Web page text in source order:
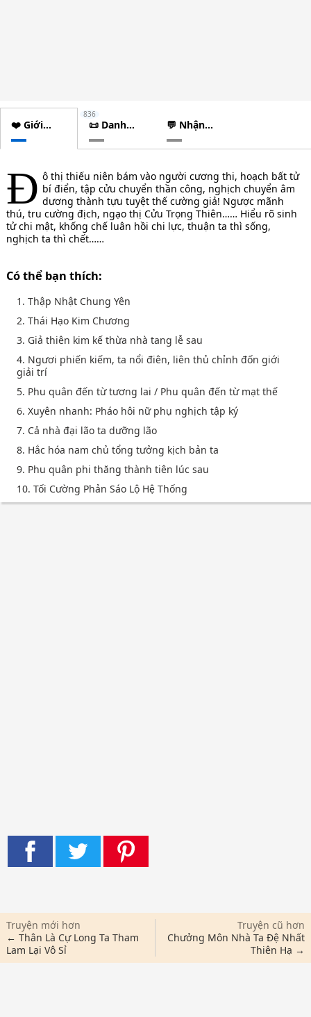
❤️ Giới
thiệu
📜 Danh
sách
chương
836
💬 Nhận
xét
Đ ô thị thiếu niên bám vào người cương thi, hoạch bất tử
bí điển, tập cửu chuyển thần công, nghịch chuyển âm
dương thành tựu tuyệt thế cường giả! Ngược mãnh
thú, tru cường địch, ngạo thị Cửu Trọng Thiên…… Hiểu rõ sinh
tử chi mật, khống chế luân hồi chi lực, thuận ta thì sống,
nghịch ta thì chết……
Có thể bạn thích:
1. Thập Nhật Chung Yên
2. Thái Hạo Kim Chương
3. Giả thiên kim kế thừa nhà tang lễ sau
4. Ngươi phiến kiếm, ta nổi điên, liên thủ chỉnh đốn giới
giải trí
5. Phu quân đến từ tương lai / Phu quân đến từ mạt thế
6. Xuyên nhanh: Pháo hôi nữ phụ nghịch tập ký
7. Cả nhà đại lão ta dưỡng lão
8. Hắc hóa nam chủ tổng tưởng kịch bản ta
9. Phu quân phi thăng thành tiên lúc sau
10. Tối Cường Phản Sáo Lộ Hệ Thống
Truyện mới hơn
← Thân Là Cự Long Ta Tham
Lam Lại Vô Sỉ
Truyện cũ hơn
Chưởng Môn Nhà Ta Đệ Nhất
Thiên Hạ →